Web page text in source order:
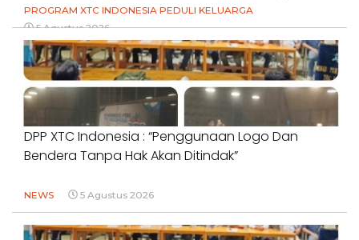
PROGRAM XTC INDONESIA PEDULI KELUARGA
5 Agustus 2026
DPP XTC Indonesia : “Penggunaan Logo Dan
Bendera Tanpa Hak Akan Ditindak”
NEWS 5 Agustus 2026